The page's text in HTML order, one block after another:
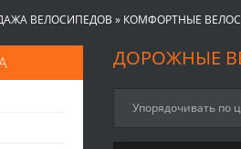
ВЕЛОСИПЕДОВ » КОМФОРТНЫЕ
ДОРОЖНЫЕ
Упорядочивать по